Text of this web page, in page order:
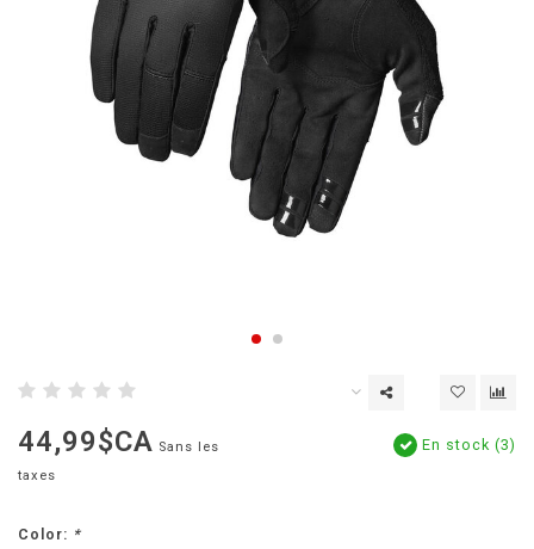
44,99$CA Sans les
taxes
En stock (3)
Color: *